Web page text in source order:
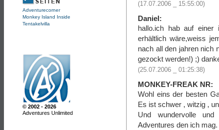
Adventurecorner
Monkey Island Inside
Tentakelvilla
© 2002 - 2026
Adventures Unlimited
(17.07.2006 _ 15:55:00)
Daniel:
hallo.ich hab auf einer
erhältlich wäre,weiss
nach all den jahren nich
gezockt werden!) ;)
(25.07.2006 _ 01:25:38)
MONKEY-FREAK NR:
Wohl eins der besten
Es ist schwer , witzig ,
Und wundervolle
Adventures den ich mag.